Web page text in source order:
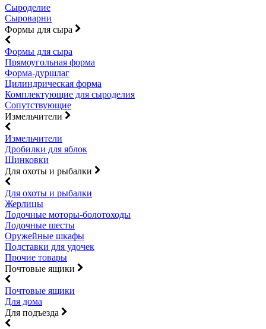
Сыроделие
Сыроварни
Формы для сыра
Формы для сыра
Прямоугольная форма
Форма-дуршлаг
Цилиндрическая форма
Комплектующие для сыроделия
Сопутствующие
Измельчители
Измельчители
Дробилки для яблок
Шинковки
Для охоты и рыбалки
Для охоты и рыбалки
Жерлицы
Лодочные моторы-болотоходы
Лодочные шесты
Оружейные шкафы
Подставки для удочек
Прочие товары
Почтовые ящики
Почтовые ящики
Для дома
Для подъезда